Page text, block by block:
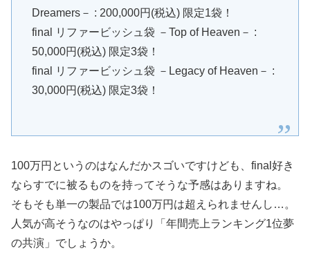
Dreamers－ : 200,000円(税込) 限定1袋！
final リファービッシュ袋 －Top of Heaven－ :
50,000円(税込) 限定3袋！
final リファービッシュ袋 －Legacy of Heaven－ :
30,000円(税込) 限定3袋！
100万円というのはなんだかスゴいですけども、final好き
ならすでに被るものを持ってそうな予感はありますね。
そもそも単一の製品では100万円は超えられませんし…。
人気が高そうなのはやっぱり「年間売上ランキング1位夢
の共演」でしょうか。